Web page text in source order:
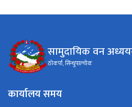
सामुदायिक वन
ठाेकर्पा, सिन्धुपाल्चोक
कार्यालय समय